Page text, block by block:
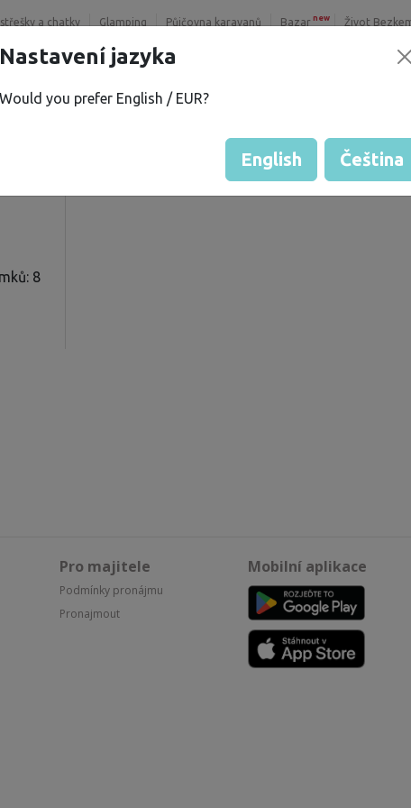
a chatky Glamping Půjčovna karavanů Bazar new Život
H.
8
Hodnocení pozemků
Pro majitele
Podmínky pronájmu
Pronajmout
Mobilní aplikace
Nastavení jazyka
Would you prefer English / EUR?
English Čeština